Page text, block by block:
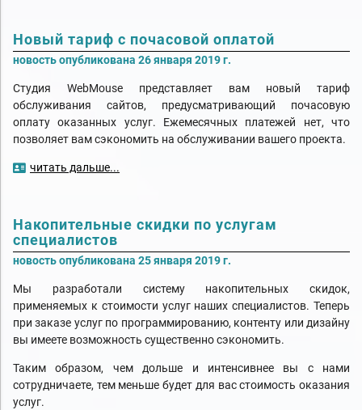
Новый тариф с почасовой оплатой
новость опубликована 26 января 2019 г.
Студия WebMouse представляет вам новый тариф
обслуживания сайтов, предусматривающий почасовую
оплату оказанных услуг. Ежемесячных платежей нет, что
позволяет вам сэкономить на обслуживании вашего проекта.
читать дальше...
Накопительные скидки по услугам
специалистов
новость опубликована 25 января 2019 г.
Мы разработали систему накопительных скидок,
применяемых к стоимости услуг наших специалистов. Теперь
при заказе услуг по программированию, контенту или дизайну
вы имеете возможность существенно сэкономить.
Таким образом, чем дольше и интенсивнее вы с нами
сотрудничаете, тем меньше будет для вас стоимость оказания
услуг.